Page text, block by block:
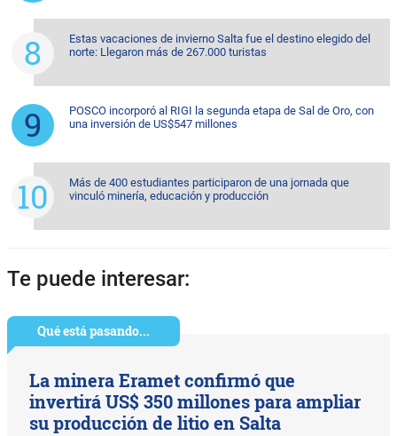
Estas vacaciones de invierno Salta fue el destino elegido del
norte: Llegaron más de 267.000 turistas
POSCO incorporó al RIGI la segunda etapa de Sal de Oro, con
una inversión de US$547 millones
Más de 400 estudiantes participaron de una jornada que
vinculó minería, educación y producción
Te puede interesar:
Qué está pasando...
La minera Eramet confirmó que
invertirá US$ 350 millones para ampliar
su producción de litio en Salta